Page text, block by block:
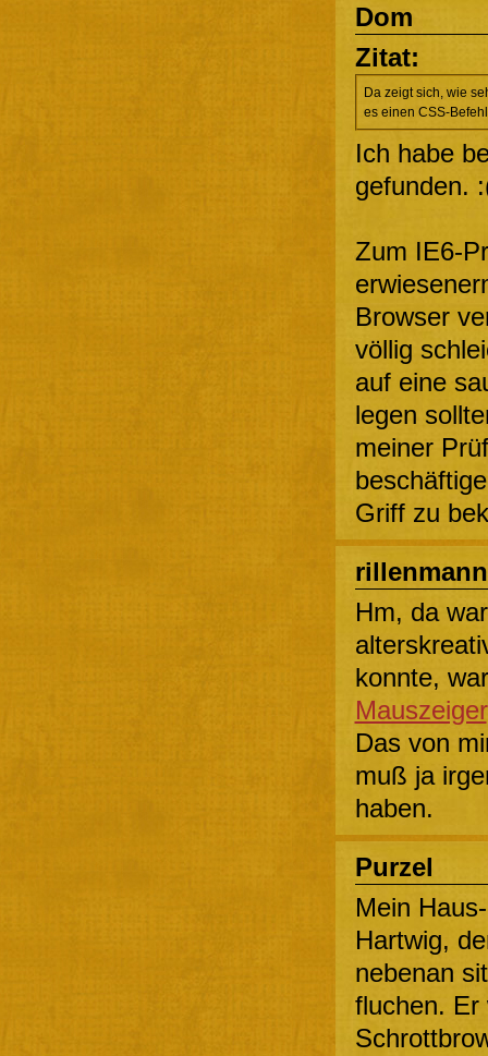
Dom
Zitat:
Da zeigt sich, wie
es einen CSS-
Ich habe
gefunden.
Zum IE6-
Browser
völlig
auf eine
legen
meiner
Griff zu
Hm, da
konnte,
Mauszeiger
Das von
muß ja
haben.
Purzel
Mein
Hartwig,
nebenan
fluchen. Er